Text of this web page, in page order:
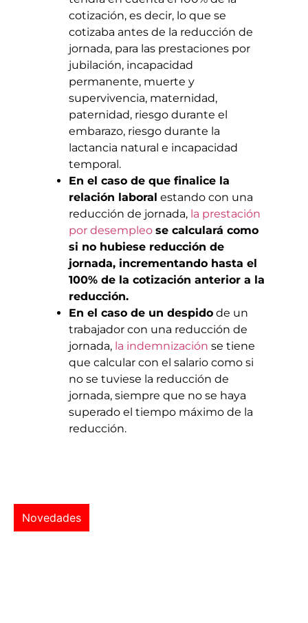
cotización, es decir, lo que se
cotizaba antes de la reducción de
jornada, para las prestaciones por
jubilación, incapacidad
permanente, muerte y
supervivencia, maternidad,
paternidad, riesgo durante el
embarazo, riesgo durante la
lactancia natural e incapacidad
temporal.
En el caso de que finalice la
relación laboral estando con una
reducción de jornada, la prestación
por desempleo se calculará como
si no hubiese reducción de
jornada, incrementando hasta el
100% de la cotización anterior a la
reducción.
En el caso de un despido de un
trabajador con una reducción de
jornada, la indemnización se tiene
que calcular con el salario como si
no se tuviese la reducción de
jornada, siempre que no se haya
superado el tiempo máximo de la
reducción.
Novedades